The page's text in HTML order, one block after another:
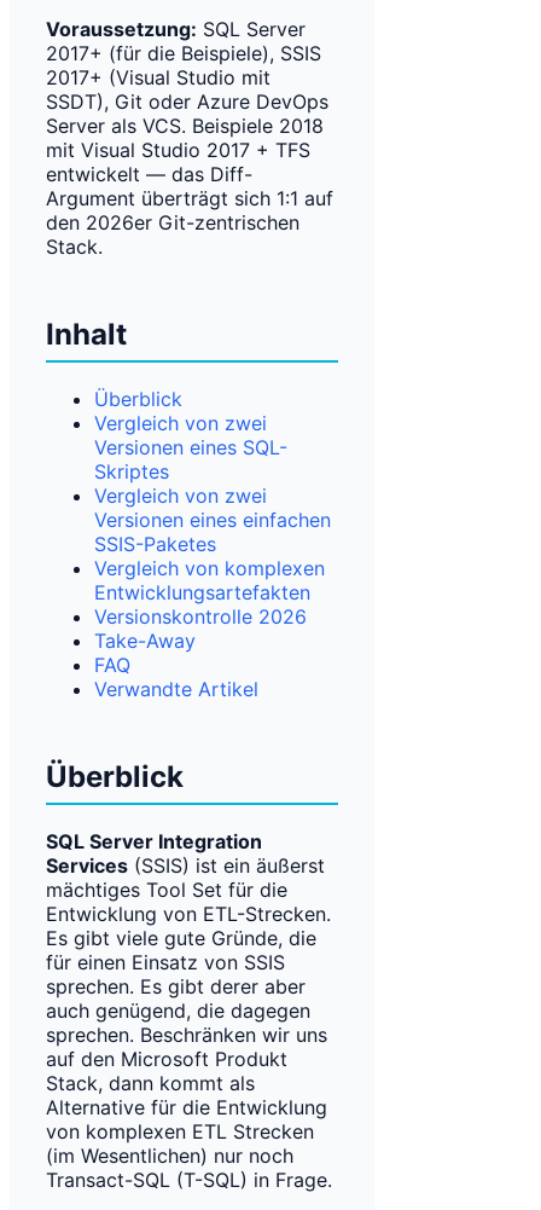
Voraussetzung: SQL Server
2017+ (für die Beispiele), SSIS
2017+ (Visual Studio mit
SSDT), Git oder Azure DevOps
Server als VCS. Beispiele 2018
mit Visual Studio 2017 + TFS
entwickelt — das Diff-
Argument überträgt sich 1:1 auf
den 2026er Git-zentrischen
Stack.
Inhalt
Überblick
Vergleich von zwei
Versionen eines SQL-
Skriptes
Vergleich von zwei
Versionen eines einfachen
SSIS-Paketes
Vergleich von komplexen
Entwicklungsartefakten
Versionskontrolle 2026
Take-Away
FAQ
Verwandte Artikel
Überblick
SQL Server Integration
Services (SSIS) ist ein äußerst
mächtiges Tool Set für die
Entwicklung von ETL-Strecken.
Es gibt viele gute Gründe, die
für einen Einsatz von SSIS
sprechen. Es gibt derer aber
auch genügend, die dagegen
sprechen. Beschränken wir uns
auf den Microsoft Produkt
Stack, dann kommt als
Alternative für die Entwicklung
von komplexen ETL Strecken
(im Wesentlichen) nur noch
Transact-SQL (T-SQL) in Frage.